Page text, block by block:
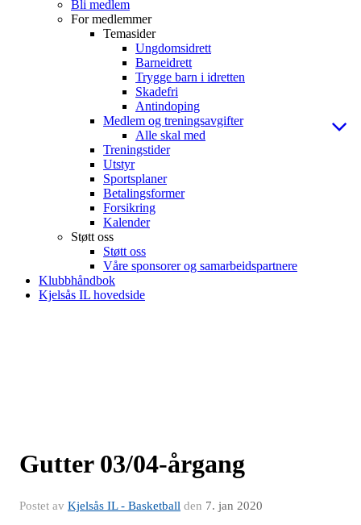
Bli medlem
For medlemmer
Temasider
Ungdomsidrett
Barneidrett
Trygge barn i idretten
Skadefri
Antindoping
Medlem og treningsavgifter
Alle skal med
Treningstider
Utstyr
Sportsplaner
Betalingsformer
Forsikring
Kalender
Støtt oss
Støtt oss
Våre sponsorer og samarbeidspartnere
Klubbhåndbok
Kjelsås IL hovedside
Gutter 03/04-årgang
Postet av Kjelsås IL - Basketball den 7. jan 2020